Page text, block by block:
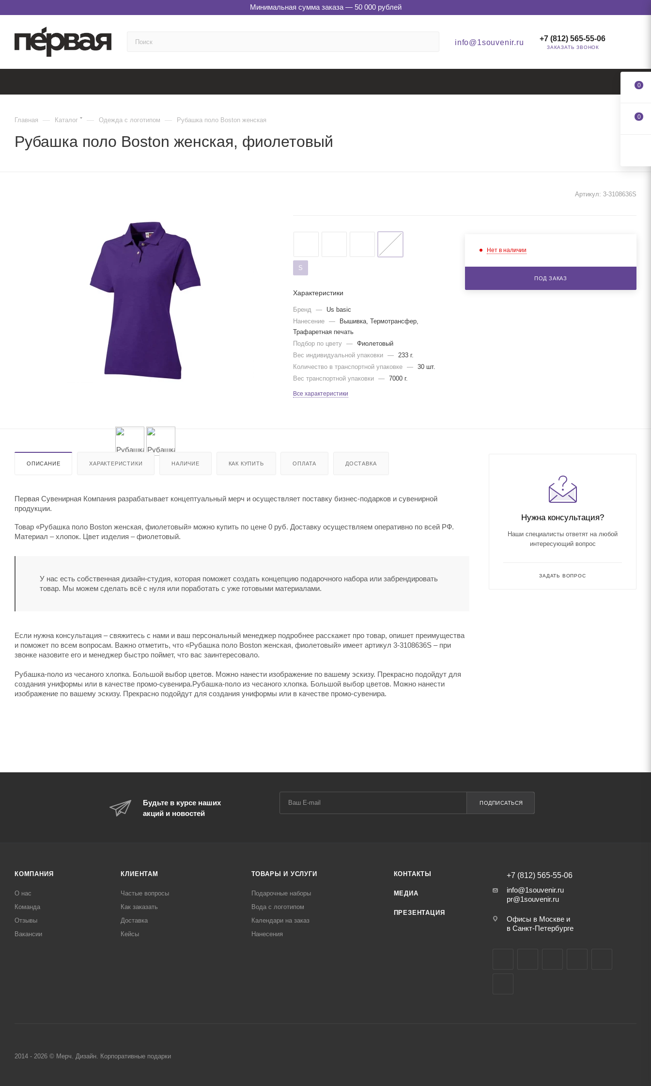
Минимальная сумма заказа — 50 000 рублей
info@1souvenir.ru +7 (812) 565-55-06
ЗАКАЗАТЬ ЗВОНОК
Главная — Каталог — Одежда с логотипом — Рубашка поло Boston женская
Рубашка поло Boston женская, фиолетовый
Артикул: 3-3108636S
S
Характеристики
Бренд —
Us basic
Нанесение
—
Вышивка, Термотрансфер,
Трафаретная печать
Подбор по цвету
—
Фиолетовый
Вес индивидуальной упаковки
—
233 г.
Количество в транспортной упаковке
—
30 шт.
Вес транспортной упаковки
— 7000 г.
Все характеристики
Нет в наличии
ПОД ЗАКАЗ
ОПИСАНИЕ ХАРАКТЕРИСТИКИ НАЛИЧИЕ КАК КУПИТЬ ОПЛАТА ДОСТАВКА
Первая Сувенирная Компания разрабатывает концептуальный мерч и осуществляет поставку бизнес-подарков и сувенирной
продукции.
Товар «Рубашка поло Boston женская, фиолетовый» можно купить по цене 0 руб. Доставку осуществляем оперативно по всей РФ.
Материал – хлопок. Цвет изделия – фиолетовый.
У нас есть собственная дизайн-студия, которая поможет создать концепцию подарочного набора или забрендировать
товар. Мы можем сделать всё с нуля или поработать с уже готовыми материалами.
Если нужна консультация – свяжитесь с нами и ваш персональный менеджер подробнее расскажет про товар, опишет преимущества
и поможет по всем вопросам. Важно отметить, что «Рубашка поло Boston женская, фиолетовый» имеет артикул 3-3108636S – при
звонке назовите его и менеджер быстро поймет, что вас заинтересовало.
Рубашка-поло из чесаного хлопка. Большой выбор цветов. Можно нанести изображение по вашему эскизу. Прекрасно подойдут для
создания униформы или в качестве промо-сувенира.Рубашка-поло из чесаного хлопка. Большой выбор цветов. Можно нанести
изображение по вашему эскизу. Прекрасно подойдут для создания униформы или в качестве промо-сувенира.
Нужна консультация?
Наши специалисты ответят на любой
интересующий вопрос
ЗАДАТЬ ВОПРОС
Будьте в курсе наших
акций и новостей
ПОДПИСАТЬСЯ
КОМПАНИЯ
О нас
Команда
Отзывы
Вакансии
КЛИЕНТАМ
Частые вопросы
Как заказать
Доставка
Кейсы
ТОВАРЫ И УСЛУГИ
Подарочные наборы
Вода с логотипом
Календари на заказ
Нанесения
КОНТАКТЫ
МЕДИА
ПРЕЗЕНТАЦИЯ
+7 (812) 565-55-06
info@1souvenir.ru
pr@1souvenir.ru
Офисы в Москве и
в Санкт-Петербурге
2014 - 2026 © Мерч. Дизайн. Корпоративные подарки
0
0